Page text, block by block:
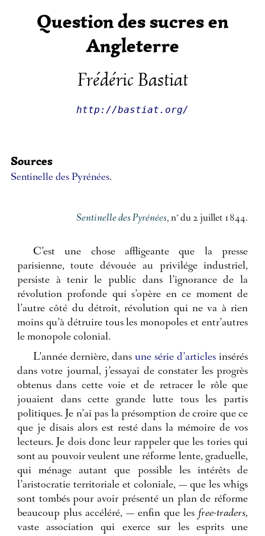
Question des sucres en
Angleterre
Frédéric Bastiat
http://bastiat.org/
Sources
Sentinelle des Pyrénées.
Sentinelle des Pyrénées, n° du 2 juillet 1844.
C’est une chose affligeante que la presse
parisienne, toute dévouée au privilége industriel,
persiste à tenir le public dans l’ignorance de la
révolution profonde qui s’opère en ce moment de
l’autre côté du détroit, révolution qui ne va à rien
moins qu’à détruire tous les monopoles et entr’autres
le monopole colonial.
L’année dernière, dans une série d’articles insérés
dans votre journal, j’essayai de constater les progrès
obtenus dans cette voie et de retracer le rôle que
jouaient dans cette grande lutte tous les partis
politiques. Je n’ai pas la présomption de croire que ce
que je disais alors est resté dans la mémoire de vos
lecteurs. Je dois donc leur rappeler que les tories qui
sont au pouvoir veulent une réforme lente, graduelle,
qui ménage autant que possible les intérêts de
l’aristocratie territoriale et coloniale, — que les whigs
sont tombés pour avoir présenté un plan de réforme
beaucoup plus accéléré, — enfin que lesfree-traders,
vaste association qui exerce sur les esprits une